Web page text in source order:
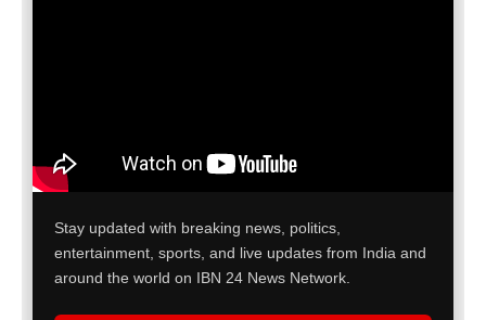
Stay updated with breaking news, politics,
entertainment, sports, and live updates from India and
around the world on IBN 24 News Network.